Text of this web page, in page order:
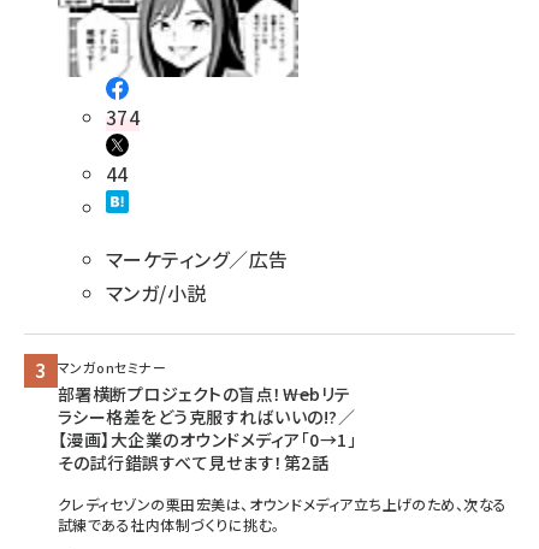
374
44
マーケティング／広告
マンガ/小説
マンガonセミナー
部署横断プロジェクトの盲点！――Webリテ
ラシー格差をどう克服すればいいの!?／
【漫画】大企業のオウンドメディア「0→1」
その試行錯誤すべて見せます！第2話
クレディセゾンの栗田宏美は、オウンドメディア立ち上げのため、次なる
試練である社内体制づくりに挑む。